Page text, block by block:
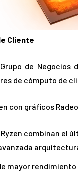
Cliente
de
de cómputo de
con gráficos
combinan el
mayor